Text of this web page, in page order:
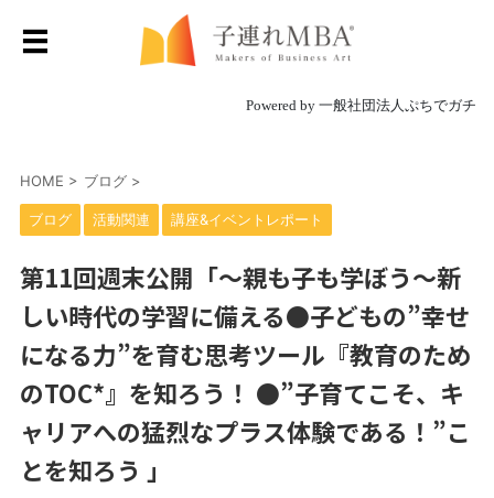
Powered by 一般社団法人ぷちでガチ
HOME > ブログ >
ブログ 活動関連 講座&イベントレポート
第11回週末公開「～親も子も学ぼう～新
しい時代の学習に備える●子どもの”幸せ
になる力”を育む思考ツール『教育のため
のTOC*』を知ろう！ ●”子育てこそ、キ
ャリアへの猛烈なプラス体験である！”こ
とを知ろう 」